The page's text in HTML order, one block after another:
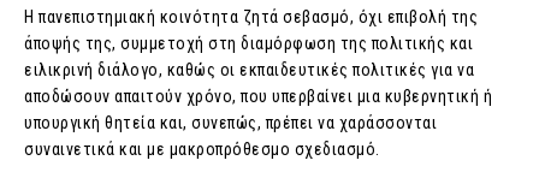
Η πανεπιστημιακή κοινότητα ζητά σεβασμό, όχι επιβολή της
άποψής της, συμμετοχή στη διαμόρφωση της πολιτικής και
ειλικρινή διάλογο, καθώς οι εκπαιδευτικές πολιτικές για να
αποδώσουν απαιτούν χρόνο, που υπερβαίνει μια κυβερνητική ή
υπουργική θητεία και, συνεπώς, πρέπει να χαράσσονται
συναινετικά και με μακροπρόθεσμο σχεδιασμό.